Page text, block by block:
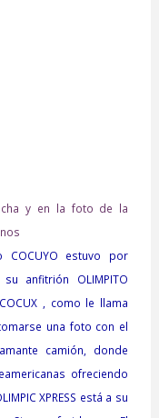
y en la foto de la
COCUYO estuvo por
anfitrión OLIMPITO
, como le llama
una foto con el
camión, donde
ofreciendo
XPRESS está a su